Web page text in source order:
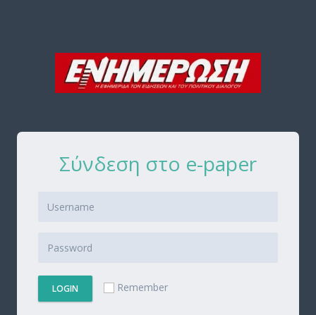
Σύνδεση στο e-paper
LOGIN Remember